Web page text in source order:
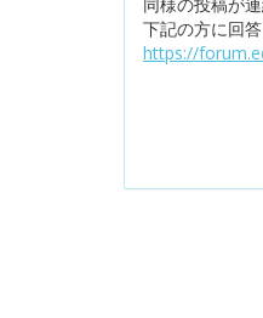
下記の方に回
https://